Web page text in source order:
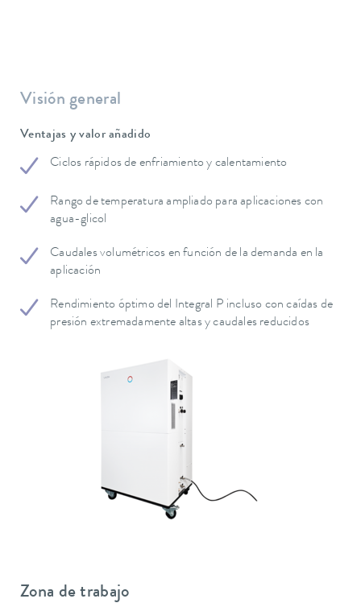
Visión general
Ventajas y valor añadido
Ciclos rápidos de enfriamiento y calentamiento
Rango de temperatura ampliado para aplicaciones con
agua-glicol
Caudales volumétricos en función de la demanda en la
aplicación
Rendimiento óptimo del Integral P incluso con caídas de
presión extremadamente altas y caudales reducidos
Zona de trabajo